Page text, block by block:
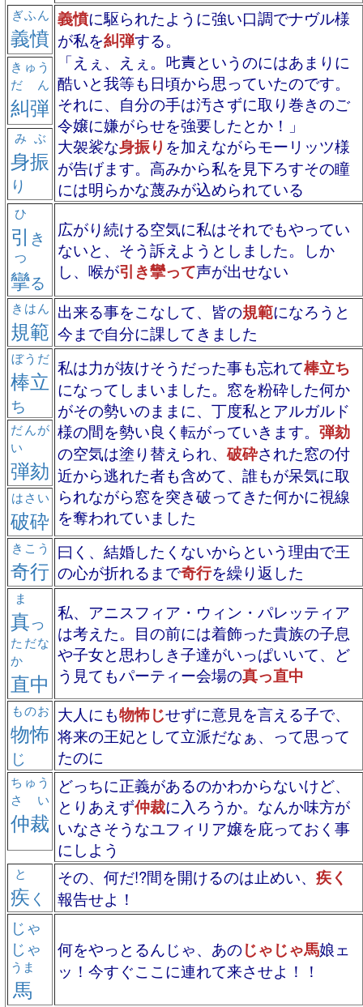
義憤
ぎふん 義憤に駆られたように強い口調でナヴル様
が私を糾弾する。
「えぇ、えぇ。𠮟責というのにはあまりに
酷いと我等も日頃から思っていたのです。
それに、自分の手は汚さずに取り巻きのご
令嬢に嫌がらせを強要したとか！」
大袈裟な身振り を加えながらモーリッツ様
が告げます。高みから私を見下ろすその瞳
には明らかな蔑みが込められている
糾弾
きゅう
だん
身振
みぶ
り
引
ひ
き
攣
つ
る
広がり続ける空気に私はそれでもやってい
ないと、そう訴えようとしました。しか
し、喉が引き攣って声が出せない
規範
きはん 出来る事をこなして、皆の規範になろうと
今まで自分に課してきました
棒立
ぼうだ
ち
私は力が抜けそうだった事も忘れて棒立ち
になってしまいました。窓を粉砕した何か
がその勢いのままに、丁度私とアルガルド
様の間を勢い良く転がっていきます。 弾劾
の空気は塗り替えられ、 破砕された窓の付
近から逃れた者も含めて、誰もが呆気に取
られながら窓を突き破ってきた何かに視線
を奪われていました
弾劾
だんが
い
破砕
はさい
奇行
きこう
曰く、結婚したくないからという理由で王
の心が折れるまで奇行を繰り返した
真
ま
っ
直中
ただな
か
私、アニスフィア・ウィン・パレッティア
は考えた。目の前には着飾った貴族の子息
や子女と思わしき子達がいっぱいいて、ど
う見てもパーティー会場の真っ直中
物怖
ものお
じ
大人にも物怖じせずに意見を言える子で、
将来の王妃として立派だなぁ、って思って
たのに
仲裁
ちゅう
さい
どっちに正義があるのかわからないけど、
とりあえず仲裁に入ろうか。なんか味方が
いなさそうなユフィリア嬢を庇っておく事
にしよう
疾
と
く
その、何だ!?間を開けるのは止めい、 疾く
報告せよ！
じゃ
じゃ
馬
うま
何をやっとるんじゃ、あのじゃじゃ馬娘ェ
ッ！今すぐここに連れて来させよ！！